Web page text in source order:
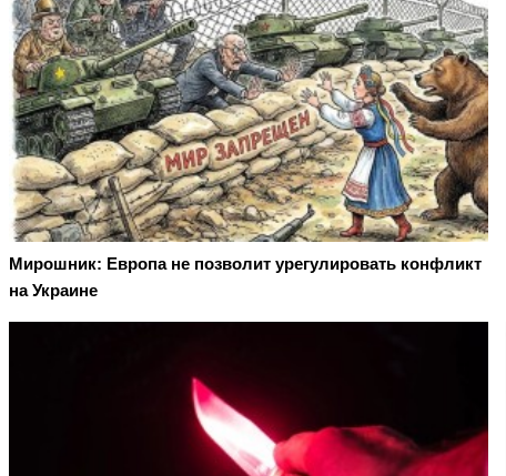
Мирошник: Европа не позволит урегулировать конфликт
на Украине